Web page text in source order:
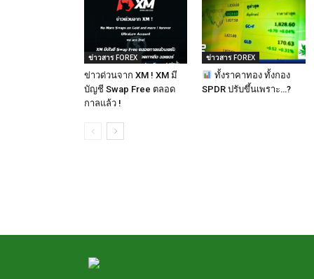
ข่าวสาร FOREX
ข่าวด่วนจาก XM ! XM มี
บัญชี Swap Free ตลอด
กาลแล้ว !
ข่าวสาร FOREX
ทั้งราคาทอง ทั้งกอง
SPDR ปรับขึ้นเพราะ…?